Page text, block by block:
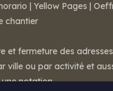
| Yellow Pages |
chantier
et fermeture des
ville ou par activité et
notation.